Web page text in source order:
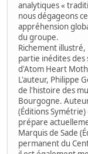
analytiques «
nous dégageons
appréhension
du groupe.
Richement
partie inédites des
d'Atom Heart
L'auteur, Philippe
de l'histoire des
Bourgogne.
(Éditions
prépare
Marquis de Sade
permanent du